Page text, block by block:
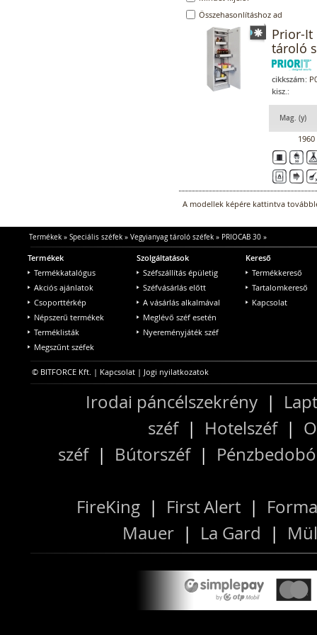
Összehasonlításhoz ad
Prior-It
tároló
cikkszám:
kisz.:
Mag. (y)
1960
A modellek képére kattintva
Termékek» Speciális széfek» Vegyianyag tároló széfek» PRIOCAB 30»
Termékek
Termékkatalógus
Akciós ajánlatok
Csoporttérkép
Népszerű termékek
Terméklisták
Megszűnt széfek
Szolgáltatások
Széfszállítás épületig
Széfvásárlás előtt
A vásárlás alkalmával
Meglévő széf esetén
Nyereményjáték széf
Kereső
Termékkereső
Tartalomkereső
Kapcsolat
© BITFORCE Kft. | Kapcsolat | Jogi nyilatkozatok
Irodai páncélszekrény |
széf| Hotelszéf|
széf| Bútorszéf|
FireKing | First Alert |
Mauer | La Gard |